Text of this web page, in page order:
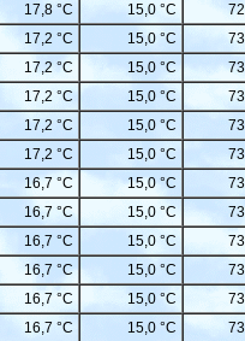
17,8 °C 15,0 °C
17,2 °C 15,0 °C
17,2 °C 15,0 °C
17,2 °C 15,0 °C
17,2 °C 15,0 °C
17,2 °C 15,0 °C
16,7 °C 15,0 °C
16,7 °C 15,0 °C
16,7 °C 15,0 °C
16,7 °C 15,0 °C
16,7 °C 15,0 °C
16,7 °C 15,0 °C